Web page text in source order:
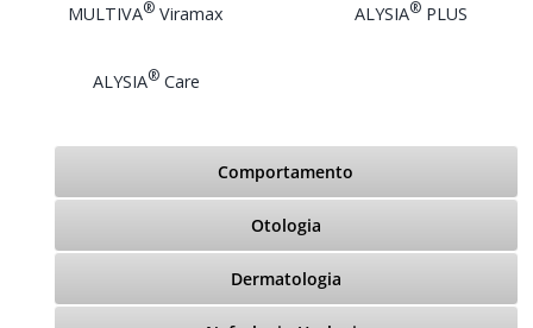
MULTIVA® Viramax ALYSIA® PLUS
ALYSIA®Care
Comportamento
Otologia
Dermatologia